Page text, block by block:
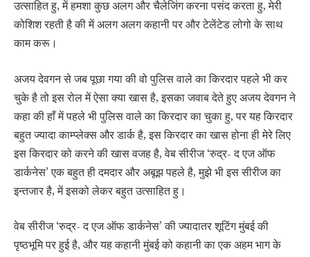
उत्साहित हु, में हमशा कुछ अलग और चैलेजिंग करना पसंद करता हु, मेरी
कोशिश रहती है की में अलग अलग कहानी पर और टेलेंटेड लोगो के साथ
काम करू।
अजय देवगन से जब पूछा गया की वो पुलिस वाले का किरदार पहले भी कर
चुके है तो इस रोल में ऐसा क्या खास है, इसका जवाब देते हुए अजय देवगन ने
कहा की हाँ में पहले भी पुलिस वाले का किरदार का चुका हु, पर यह किरदार
बहुत ज्यादा काम्प्लेक्स और डार्क है, इस किरदार का खास होना ही मेरे लिए
इस किरदार को करने की खास वजह है, वेब सीरीज ‘रुद्र- द एज ऑफ
डार्कनेस’ एक बहुत ही दमदार और अबूझ पहले है, मुझे भी इस सीरीज का
इन्तजार है, में इसको लेकर बहुत उत्साहित हु।
वेब सीरीज ‘रुद्र- द एज ऑफ डार्कनेस’ की ज्यादातर शूटिंग मुंबई की
पृष्ठभूमि पर हुई है, और यह कहानी मुंबई को कहानी का एक अहम भाग के